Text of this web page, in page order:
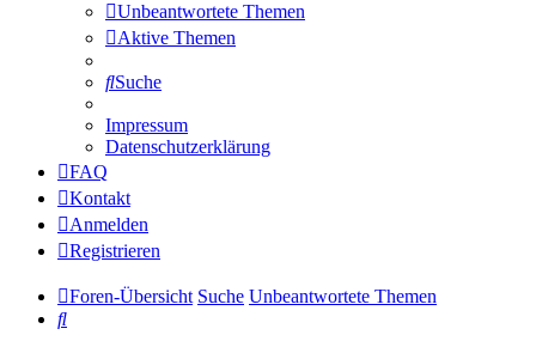
Unbeantwortete Themen
Aktive Themen
Suche
Impressum
Datenschutzerklärung
FAQ
Kontakt
Anmelden
Registrieren
Foren-Übersicht Suche Unbeantwortete Themen
Suche